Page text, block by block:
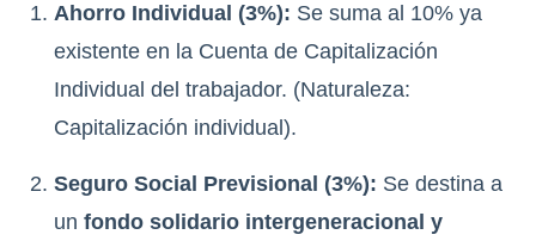
Ahorro Individual (3%): Se suma al 10% ya
existente en la Cuenta de Capitalización
Individual del trabajador. (Naturaleza:
Capitalización individual).
Seguro Social Previsional (3%): Se destina a
un fondo solidario intergeneracional y